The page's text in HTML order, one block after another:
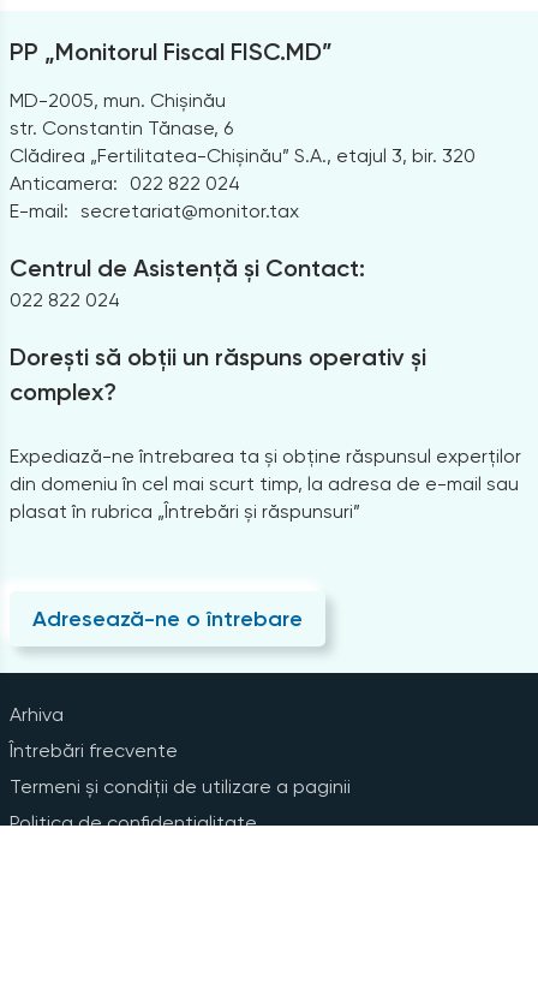
PP „Monitorul Fiscal FISC.MD”
MD-2005, mun. Chișinău
str. Constantin Tănase, 6
Clădirea „Fertilitatea-Chișinău” S.A., etajul 3, bir. 320
Anticamera:
022 822 024
E-mail: secretariat@monitor.tax
Centrul de Asistență și Contact:
022 822 024
Dorești să obții un răspuns operativ și
complex?
Expediază-ne întrebarea ta și obține răspunsul experților
din domeniu în cel mai scurt timp, la adresa de e-mail sau
plasat în rubrica „Întrebări și răspunsuri”
Adresează-ne o întrebare
Arhiva
Întrebări frecvente
Termeni și condiții de utilizare a paginii
Politica de confidențialitate